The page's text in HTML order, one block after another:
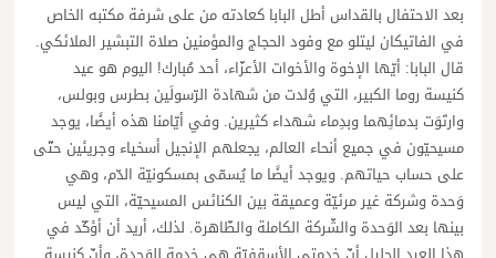
بعد الاحتفال بالقداس أطل البابا كعادته من على شرفة مكتبه الخاص
في الفاتيكان ليتلو مع وفود الحجاج والمؤمنين صلاة التبشير الملائكي.
قال البابا: أيّها الإخوة والأخوات الأعزّاء، أحد مُبارك! اليوم هو عيد
كنيسة روما الكبير، التي وُلدت من شهادة الرّسولَين بطرس وبولس،
وارتَوَت بدمائِهما وبدِماء شهداء كثيرين. وفي أيّامنا هذه أيضًا، يوجد
مسيحيّون في جميع أنحاء العالم، يجعلهم الإنجيل أسخياء وجريئين حتّى
على حساب حياتهم. ويوجد أيضًا ما يُسمّى بمسكونيّة الدّم، وهي
وَحدة وشركة غير مرئيّة وعميقة بين الكنائس المسيحيّة، التي ليس
بينها بعد الوَحدة والشّركة الكاملة والظّاهرة. لذلك، أريد أن أؤكّد في